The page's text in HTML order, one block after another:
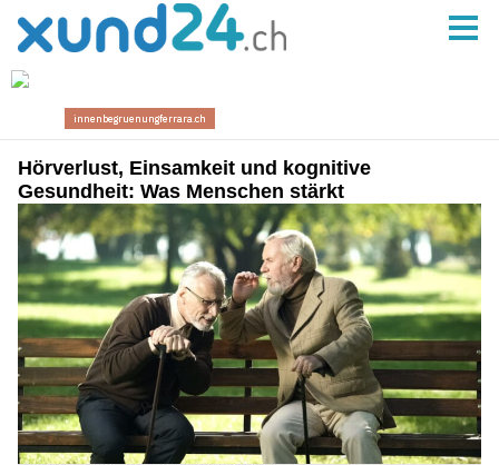
Hörverlust, Einsamkeit und kognitive
Gesundheit: Was Menschen stärkt